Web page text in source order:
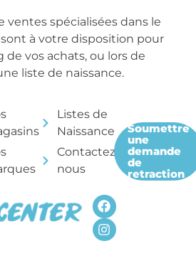
ventes spécialisées dans le
à votre disposition pour
vos achats, ou lors de
liste de naissance.
Listes de
Naissance
Contactez-
nous
Soumettre
une
demande
de
retraction